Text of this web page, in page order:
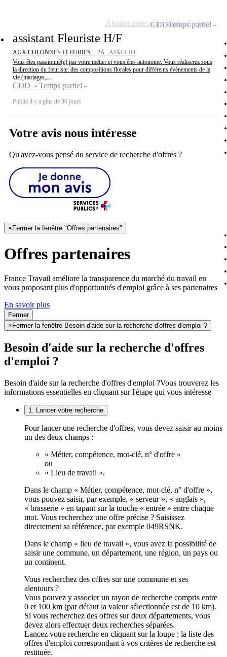
assistant Fleuriste H/F
AUX COLONNES FLEURIES - 2A - AJACCIO
Vous êtes passionné(e) par votre métier et vous êtes autonome. Vous réaliserez sous
la direction du fleuriste: des compositions florales pour différents évènements de la
vie (mariages,...
CDD - Temps partiel
Publié il y a plus de 30 jours
CDDTemps partiel
Ajouter cette offre à ma sélection
Votre avis nous intéresse
Qu'avez-vous pensé du service de recherche d'offres ?
× Fermer la fenêtre "Offres partenaires"
Offres partenaires
France Travail améliore la transparence du marché du travail en
vous proposant plus d'opportunités d'emploi grâce à ses partenaires
En savoir plus
Fermer
× Fermer la fenêtre Besoin d'aide sur la recherche d'offres d'emploi ?
Besoin d'aide sur la recherche d'offres
d'emploi ?
Besoin d'aide sur la recherche d'offres d'emploi ?Vous trouverez les
informations essentielles en cliquant sur l'étape qui vous intéresse
1. Lancer votre recherche
Pour lancer une recherche d'offres, vous devez saisir au moins
un des deux champs :
« Métier, compétence, mot-clé, n° d'offre »
ou
« Lieu de travail ».
Dans le champ « Métier, compétence, mot-clé, n° d'offre »,
vous pouvez saisir, par exemple, « serveur », « anglais »,
« brasserie » en tapant sur la touche « entrée » entre chaque
mot. Vous recherchez une offre précise ? Saisissez
directement sa référence, par exemple 049RSNK.
Dans le champ « lieu de travail », vous avez la possibilité de
saisir une commune, un département, une région, un pays ou
un continent.
Vous recherchez des offres sur une commune et ses
alentours ?
Vous pouvez y associer un rayon de recherche compris entre
0 et 100 km (par défaut la valeur sélectionnée est de 10 km).
Si vous recherchez des offres sur deux départements, vous
devez alors effectuer deux recherches séparées.
Lancez votre recherche en cliquant sur la loupe ; la liste des
offres d'emploi correspondant à vos critères de recherche est
restituée.